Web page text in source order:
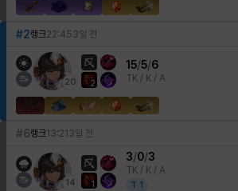
#2랭크22:45 3일 전
20 2
15/5/6
TK / K / A
#6랭크13:21 3일 전
14 1
3/0/3
TK / K / A
T 1